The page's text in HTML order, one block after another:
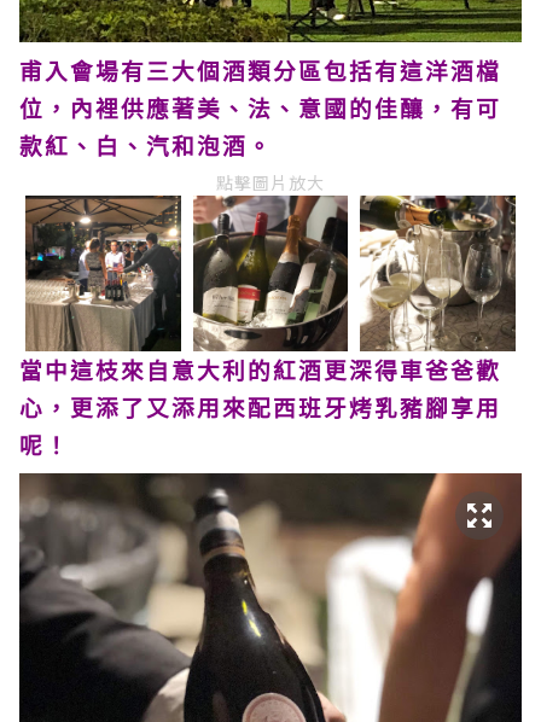
甫入會場有三大個酒類分區包括有這洋酒檔
位，內裡供應著美、法、意國的佳釀，有可
款紅、白、汽和泡酒。
點擊圖片放大
當中這枝來自意大利的紅酒更深得車爸爸歡
心，更添了又添用來配西班牙烤乳豬腳享用
呢！